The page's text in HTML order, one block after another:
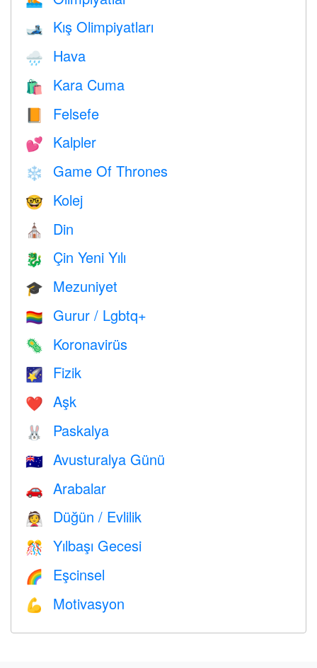
🎿 Kış Olimpiyatları
🌧 Hava
🛍 Kara Cuma
📙 Felsefe
💕 Kalpler
❄️ Game Of Thrones
🤓 Kolej
⛪️ Din
🐉 Çin Yeni Yılı
🎓 Mezuniyet
🏳️‍🌈 Gurur / Lgbtq+
🦠 Koronavirüs
🌠 Fizik
❤️️ Aşk
🐰 Paskalya
🇦🇺 Avusturalya Günü
🚗 Arabalar
👰 Düğün / Evlilik
🎊 Yılbaşı Gecesi
🌈 Eşcinsel
💪 Motivasyon